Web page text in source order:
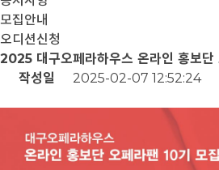
모집안내
오디션신청
2025 대구오페라하우스 온라인 홍보단
작성일
2025-02-07 12:52:24